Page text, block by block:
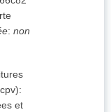
: non
cpv):
et